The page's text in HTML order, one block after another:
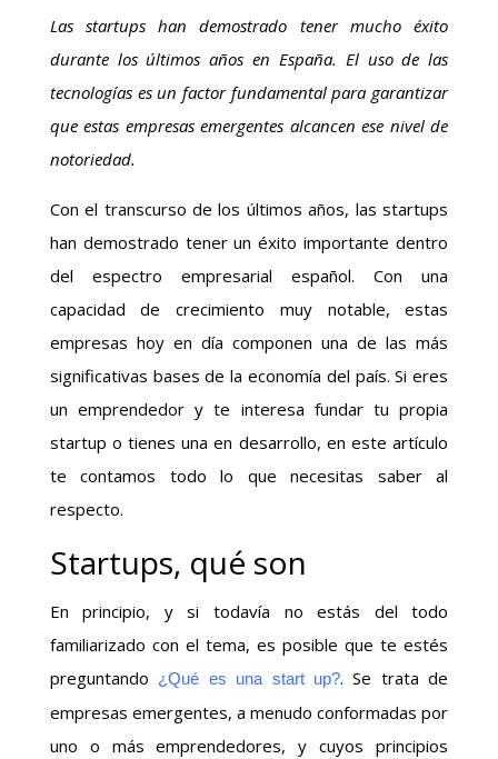
Las startups han demostrado tener mucho éxito
durante los últimos años en España. El uso de las
tecnologías es un factor fundamental para garantizar
que estas empresas emergentes alcancen ese nivel de
notoriedad.
Con el transcurso de los últimos años, las startups
han demostrado tener un éxito importante dentro
del espectro empresarial español. Con una
capacidad de crecimiento muy notable, estas
empresas hoy en día componen una de las más
significativas bases de la economía del país. Si eres
un emprendedor y te interesa fundar tu propia
startup o tienes una en desarrollo, en este artículo
te contamos todo lo que necesitas saber al
respecto.
Startups, qué son
En principio, y si todavía no estás del todo
familiarizado con el tema, es posible que te estés
preguntando ¿Qué es una start up?. Se trata de
empresas emergentes, a menudo conformadas por
uno o más emprendedores, y cuyos principios